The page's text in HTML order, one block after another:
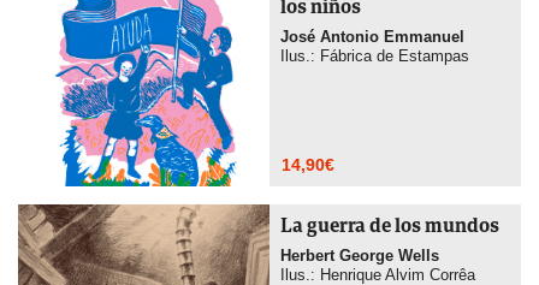
los niños
José Antonio Emmanuel
Ilus.: Fábrica de Estampas
14,90€
La guerra de los mundos
Herbert George Wells
Ilus.: Henrique Alvim Corrêa